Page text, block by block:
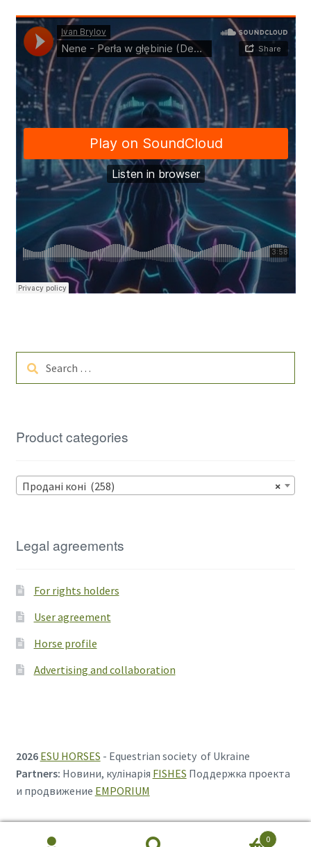
for:
Product categories
×
Продані коні (258)
Legal agreements
For rights holders
User agreement
Horse profile
Advertising and collaboration
2026 ESU HORSES - Equestrian society of Ukraine
Partners: Новини, кулінарія FISHES Поддержка проекта
и продвижение EMPORIUM
0